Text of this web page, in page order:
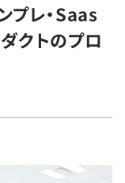
プレ・Saas
クトのプロ